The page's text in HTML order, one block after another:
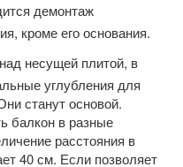
демонтаж
кроме его основания.
несущей плитой, в
углубления для
станут основой.
балкон в разные
расстояния в
40 см. Если позволяет